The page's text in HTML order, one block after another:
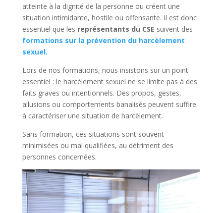
atteinte à la dignité de la personne ou créent une
situation intimidante, hostile ou offensante. Il est donc
essentiel que les représentants du CSE suivent des
formations sur la prévention du harcèlement
sexuel.
Lors de nos formations, nous insistons sur un point
essentiel : le harcèlement sexuel ne se limite pas à des
faits graves ou intentionnels. Des propos, gestes,
allusions ou comportements banalisés peuvent suffire
à caractériser une situation de harcèlement.
Sans formation, ces situations sont souvent
minimisées ou mal qualifiées, au détriment des
personnes concernées.